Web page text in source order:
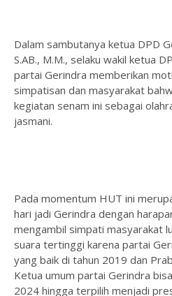
Dalam sambutanya ketua DPD
S.AB., M.M., selaku wakil ketua
partai Gerindra memberikan
simpatisan dan masyarakat
kegiatan senam ini sebagai
jasmani.
Pada momentum HUT ini
hari jadi Gerindra dengan
mengambil simpati masyarakat
suara tertinggi karena partai
yang baik di tahun 2019 dan
Ketua umum partai Gerindra
2024 hingga terpilih menjadi